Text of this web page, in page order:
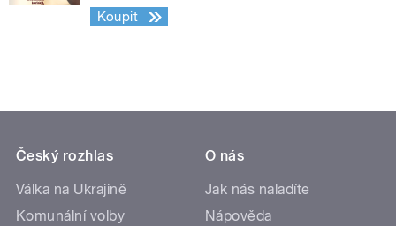
Koupit
Český rozhlas
Válka na Ukrajině
Komunální volby
O nás
Jak nás naladíte
Nápověda